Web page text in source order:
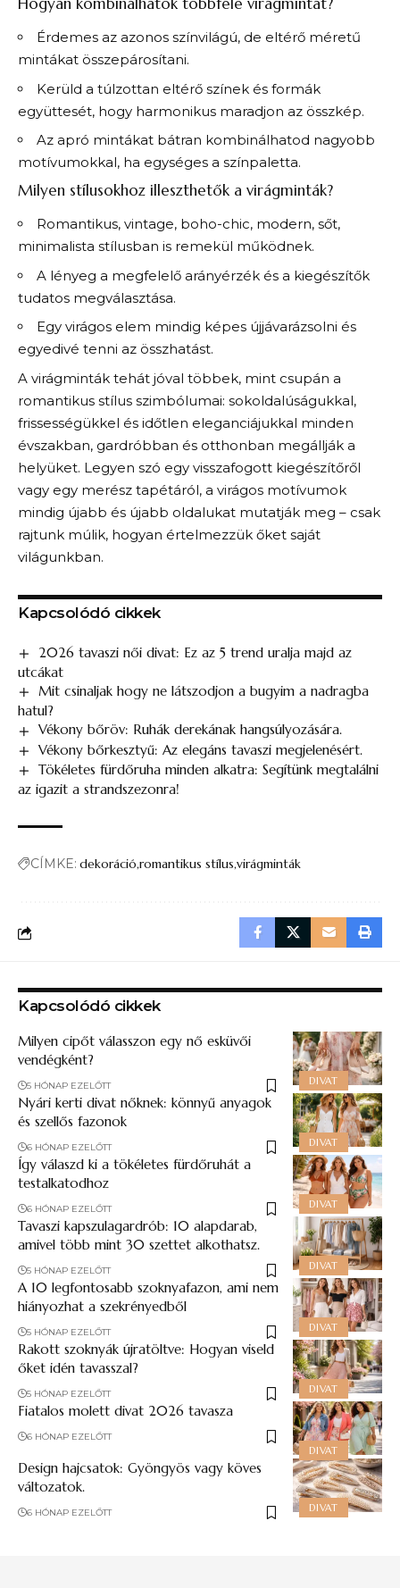
Érdemes az azonos színvilágú, de eltérő méretű
mintákat összepárosítani.
Kerüld a túlzottan eltérő színek és formák
együttesét, hogy harmonikus maradjon az összkép.
Az apró mintákat bátran kombinálhatod nagyobb
motívumokkal, ha egységes a színpaletta.
Milyen stílusokhoz illeszthetők a virágminták?
Romantikus, vintage, boho-chic, modern, sőt,
minimalista stílusban is remekül működnek.
A lényeg a megfelelő arányérzék és a kiegészítők
tudatos megválasztása.
Egy virágos elem mindig képes újjávarázsolni és
egyedivé tenni az összhatást.
A virágminták tehát jóval többek, mint csupán a
romantikus stílus szimbólumai: sokoldalúságukkal,
frissességükkel és időtlen eleganciájukkal minden
évszakban, gardróbban és otthonban megállják a
helyüket. Legyen szó egy visszafogott kiegészítőről
vagy egy merész tapétáról, a virágos motívumok
mindig újabb és újabb oldalukat mutatják meg – csak
rajtunk múlik, hogyan értelmezzük őket saját
világunkban.
Kapcsolódó cikkek
2026 tavaszi női divat: Ez az 5 trend uralja majd az
utcákat
Mit csinaljak hogy ne látszodjon a bugyim a nadragba
hatul​?
Vékony bőröv: Ruhák derekának hangsúlyozására.
Vékony bőrkesztyű: Az elegáns tavaszi megjelenésért.
Tökéletes fürdőruha minden alkatra: Segítünk megtalálni
az igazit a strandszezonra!
CÍMKE: dekoráció romantikus stílus virágminták
Kapcsolódó cikkek
DIVAT
Milyen cipőt válasszon egy nő esküvői
vendégként?
5 HÓNAP EZELŐTT
DIVAT
Nyári kerti divat nőknek: könnyű anyagok
és szellős fazonok
6 HÓNAP EZELŐTT
DIVAT
Így válaszd ki a tökéletes fürdőruhát a
testalkatodhoz
6 HÓNAP EZELŐTT
DIVAT
Tavaszi kapszulagardrób: 10 alapdarab,
amivel több mint 30 szettet alkothatsz.
5 HÓNAP EZELŐTT
DIVAT
A 10 legfontosabb szoknyafazon, ami nem
hiányozhat a szekrényedből
5 HÓNAP EZELŐTT
DIVAT
Rakott szoknyák újratöltve: Hogyan viseld
őket idén tavasszal?
5 HÓNAP EZELŐTT
DIVAT
Fiatalos molett divat 2026 tavasza
6 HÓNAP EZELŐTT
DIVAT
Design hajcsatok: Gyöngyös vagy köves
változatok.
6 HÓNAP EZELŐTT